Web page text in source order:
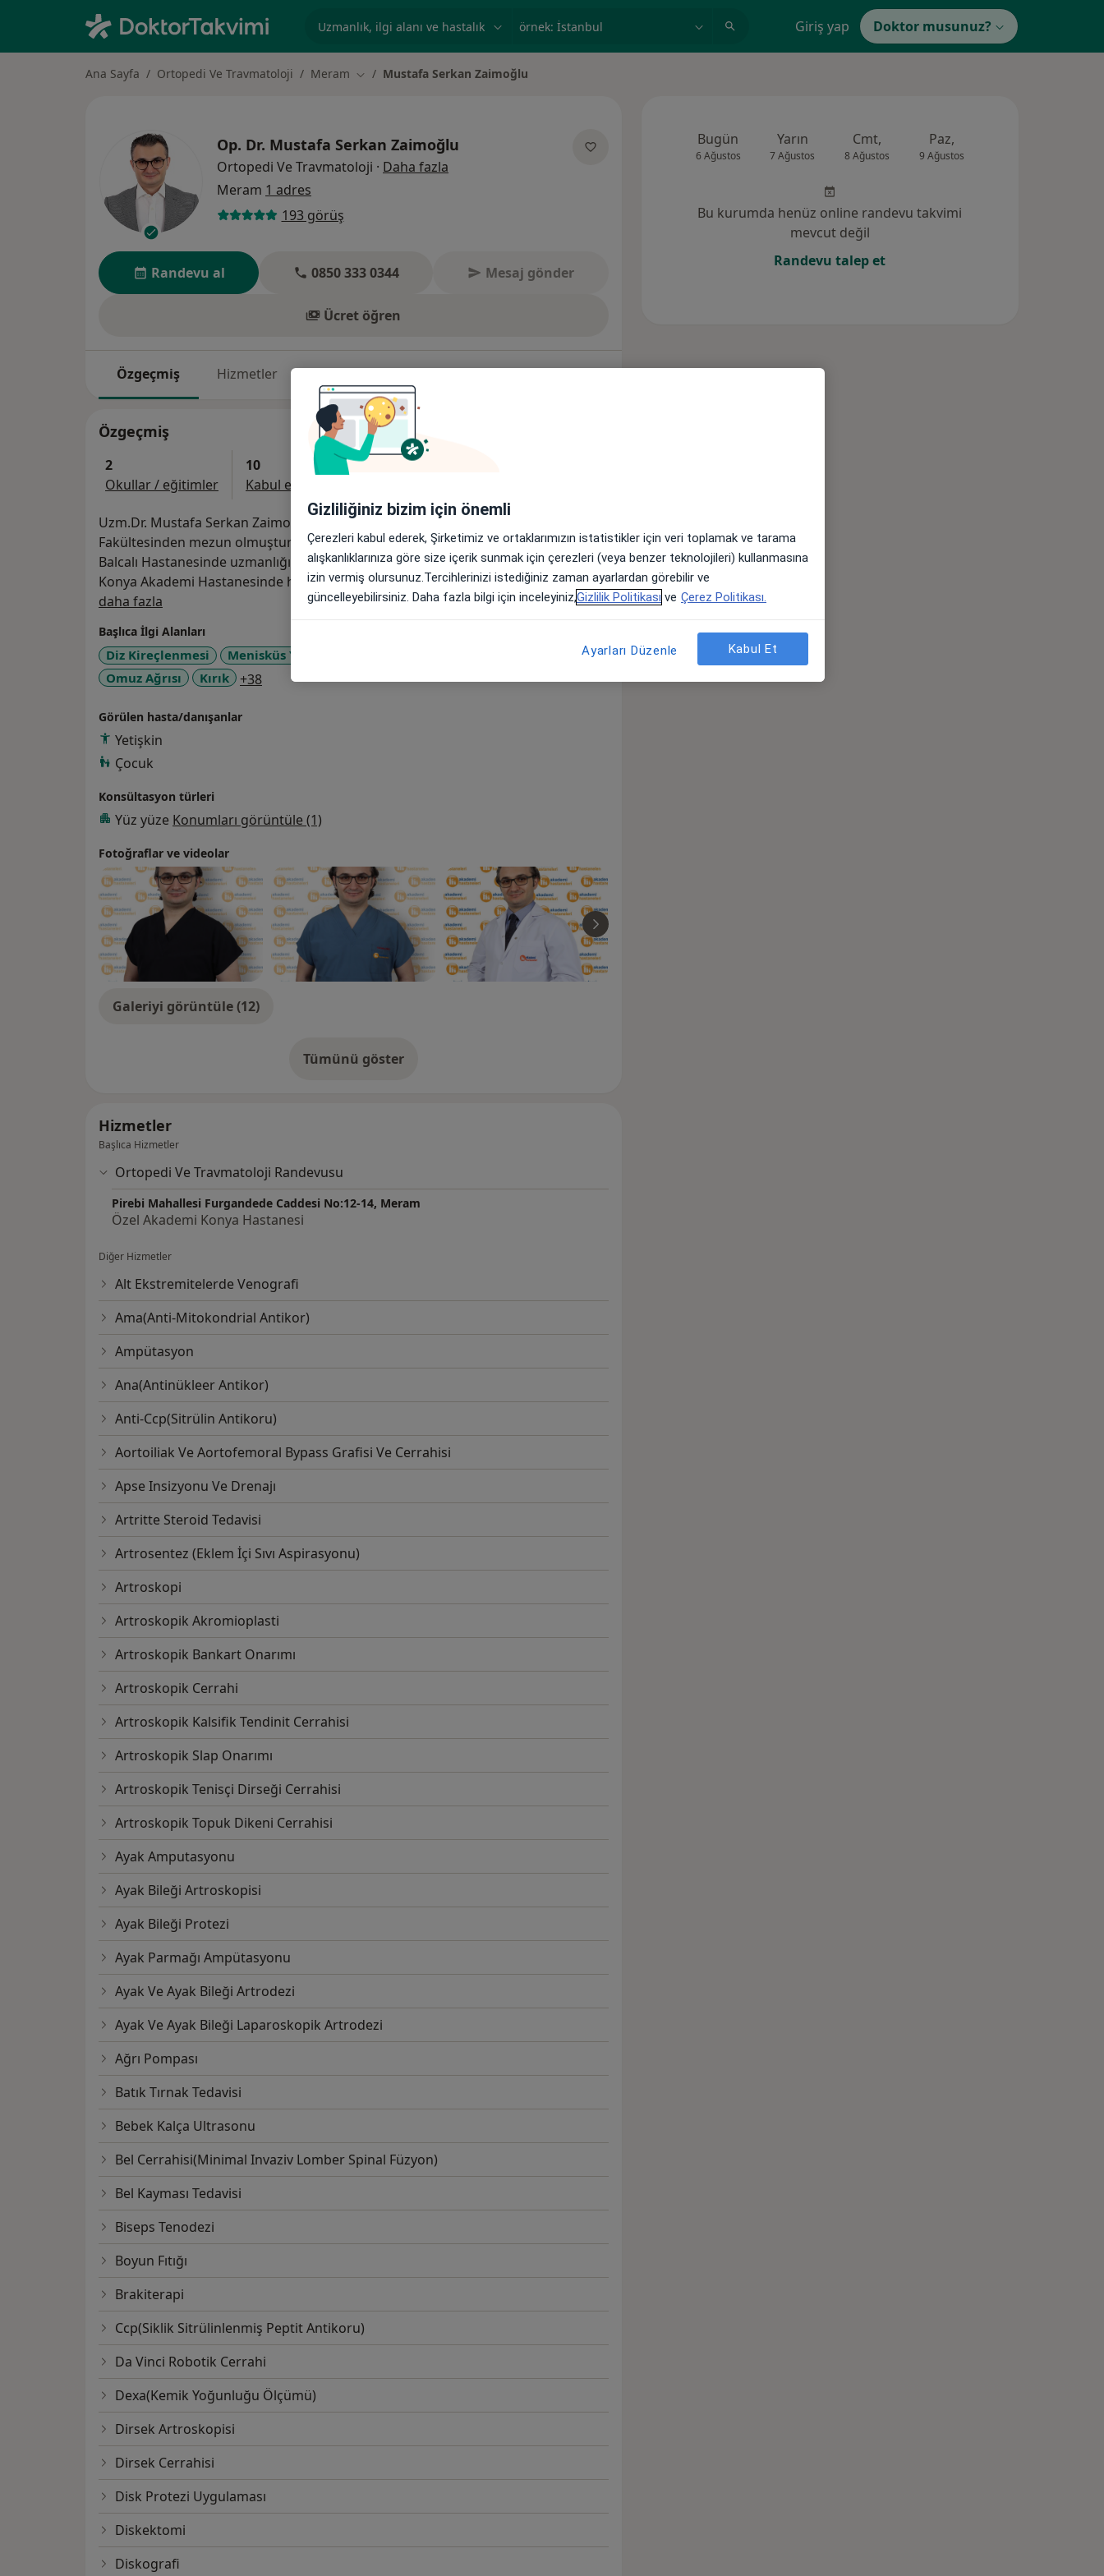
örnek: İstanbul Giriş yap Doktor musunuz?
Ana Sayfa Ortopedi Ve Travmatoloji Meram Şehir değiştir
Mustafa Serkan Zaimoğlu
Op. Dr. Mustafa Serkan Zaimoğlu
Ortopedi Ve Travmatoloji · Daha fazla
Meram 1 adres
193 görüş
Randevu al 0850 333 0344 Mesaj gönder
Ücret öğren
Özgeçmiş Hizmetler Adresler Sigortalar Görüşler (193)
Özgeçmiş
2
Okullar / eğitimler
10
Kabul edilen sigortalar
Uzm.Dr. Mustafa Serkan Zaimoğlu 2004 yılında Çukurova Üniversitesi Tıp
Fakültesinden mezun olmuştur. 2011 yılında Çukurova Üniversitesi Tıp Fakültesi
Balcalı Hastanesinde uzmanlığını tamamlayan Mustafa Serkan Zaimoğlu Özel
Konya Akademi Hastanesinde hastalarına hizmet vermektedir.
daha fazla
Başlıca İlgi Alanları
Diz Kireçlenmesi Menisküs Yırtığı
Omuz Ağrısı
Kırık +38a11y_sr_more_diseases
Görülen hasta/danışanlar
Yetişkin
Çocuk
Konsültasyon türleri
Yüz yüze Konumları görüntüle (1)
Fotoğraflar ve videolar
Galeriyi görüntüle (12)
Tümünü gösterdeneyim hakkında
Hizmetler
Başlıca Hizmetler
Ortopedi Ve Travmatoloji Randevusu
Pirebi Mahallesi Furgandede Caddesi No:12-14, Meram
Özel Akademi Konya Hastanesi
Diğer Hizmetler
Alt Ekstremitelerde Venografi
Ama(Anti-Mitokondrial Antikor)
Ampütasyon
Ana(Antinükleer Antikor)
Anti-Ccp(Sitrülin Antikoru)
Aortoiliak Ve Aortofemoral Bypass Grafisi Ve Cerrahisi
Apse Insizyonu Ve Drenajı
Artritte Steroid Tedavisi
Artrosentez (Eklem İçi Sıvı Aspirasyonu)
Artroskopi
Artroskopik Akromioplasti
Artroskopik Bankart Onarımı
Artroskopik Cerrahi
Artroskopik Kalsifik Tendinit Cerrahisi
Artroskopik Slap Onarımı
Artroskopik Tenisçi Dirseği Cerrahisi
Artroskopik Topuk Dikeni Cerrahisi
Ayak Amputasyonu
Ayak Bileği Artroskopisi
Ayak Bileği Protezi
Ayak Parmağı Ampütasyonu
Ayak Ve Ayak Bileği Artrodezi
Ayak Ve Ayak Bileği Laparoskopik Artrodezi
Ağrı Pompası
Batık Tırnak Tedavisi
Bebek Kalça Ultrasonu
Bel Cerrahisi(Minimal Invaziv Lomber Spinal Füzyon)
Bel Kayması Tedavisi
Biseps Tenodezi
Boyun Fıtığı
Brakiterapi
Ccp(Siklik Sitrülinlenmiş Peptit Antikoru)
Da Vinci Robotik Cerrahi
Dexa(Kemik Yoğunluğu Ölçümü)
Dirsek Artroskopisi
Dirsek Cerrahisi
Disk Protezi Uygulaması
Diskektomi
Diskografi
Bugün
6 Ağustos
Yarın
7 Ağustos
Cmt,
8 Ağustos
Paz,
9 Ağustos
Bu kurumda henüz online randevu takvimi
mevcut değil
Randevu talep et
Gizliliğiniz bizim için önemli
Çerezleri kabul ederek, Şirketimiz ve ortaklarımızın istatistikler için veri toplamak ve tarama
alışkanlıklarınıza göre size içerik sunmak için çerezleri (veya benzer teknolojileri) kullanmasına
izin vermiş olursunuz.Tercihlerinizi istediğiniz zaman ayarlardan görebilir ve
güncelleyebilirsiniz. Daha fazla bilgi için inceleyiniz,Gizlilik Politikası ve Çerez Politikası.
Ayarları Düzenle Kabul Et